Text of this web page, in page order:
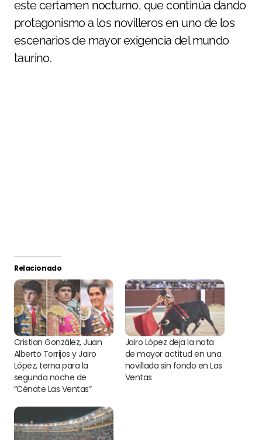
este certamen nocturno, que continúa dando
protagonismo a los novilleros en uno de los
escenarios de mayor exigencia del mundo
taurino.
Relacionado
Cristian González, Juan
Alberto Torrijos y Jairo
López, terna para la
segunda noche de
“Cénate Las Ventas”
Jairo López deja la nota
de mayor actitud en una
novillada sin fondo en Las
Ventas